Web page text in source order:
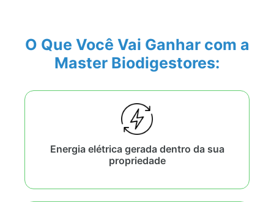
O Que Você Vai Ganhar com a
Master Biodigestores:
Energia elétrica gerada dentro da sua
propriedade